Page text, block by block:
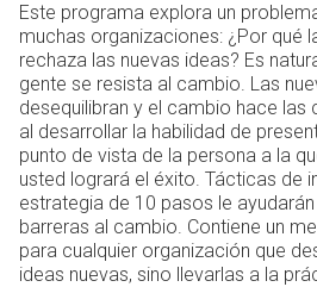
Este programa explora un
muchas organizaciones: ¿Por qué
rechaza las nuevas ideas? Es
gente se resista al cambio. Las
desequilibran y el cambio hace las
al desarrollar la habilidad de
punto de vista de la persona a la
usted logrará el éxito. Tácticas de
estrategia de 10 pasos le
barreras al cambio. Contiene un
para cualquier organización que
ideas nuevas, sino llevarlas a la